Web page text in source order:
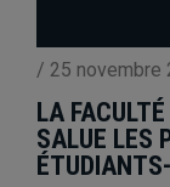
/ 25 novembre
LA
SALUE LES